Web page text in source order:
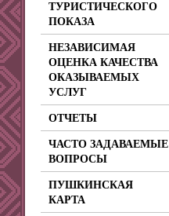
ТУРИСТИЧЕСКОГО
ПОКАЗА
НЕЗАВИСИМАЯ
ОЦЕНКА КАЧЕСТВА
ОКАЗЫВАЕМЫХ
УСЛУГ
ОТЧЕТЫ
ЧАСТО ЗАДАВАЕМЫЕ
ВОПРОСЫ
ПУШКИНСКАЯ
КАРТА